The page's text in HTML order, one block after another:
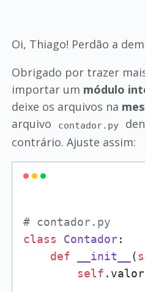
Oi, Thiago! Perdão a
Obrigado por trazer
importar um módulo
deixe os arquivos na
arquivo
contador.py
contrário. Ajuste assim:
# contador.py
class
Contador:
def
__init__ (
self